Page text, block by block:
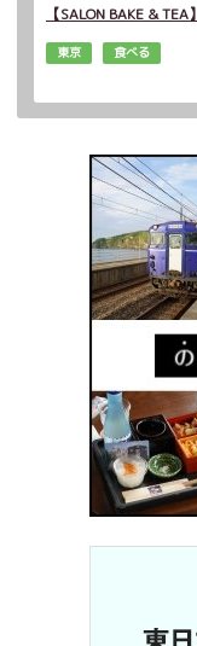
【SALON BAKE & TEA】
東京 食べる